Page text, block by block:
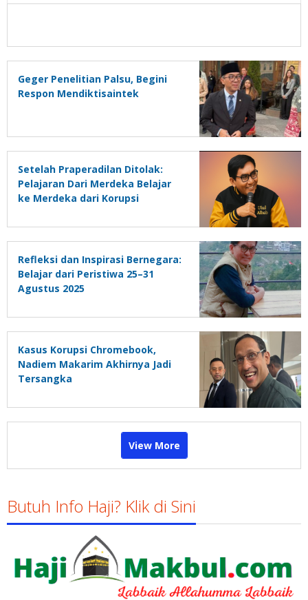
Geger Penelitian Palsu, Begini
Respon Mendiktisaintek
Setelah Praperadilan Ditolak:
Pelajaran Dari Merdeka Belajar
ke Merdeka dari Korupsi
Refleksi dan Inspirasi Bernegara:
Belajar dari Peristiwa 25–31
Agustus 2025
Kasus Korupsi Chromebook,
Nadiem Makarim Akhirnya Jadi
Tersangka
View More
Butuh Info Haji? Klik di Sini